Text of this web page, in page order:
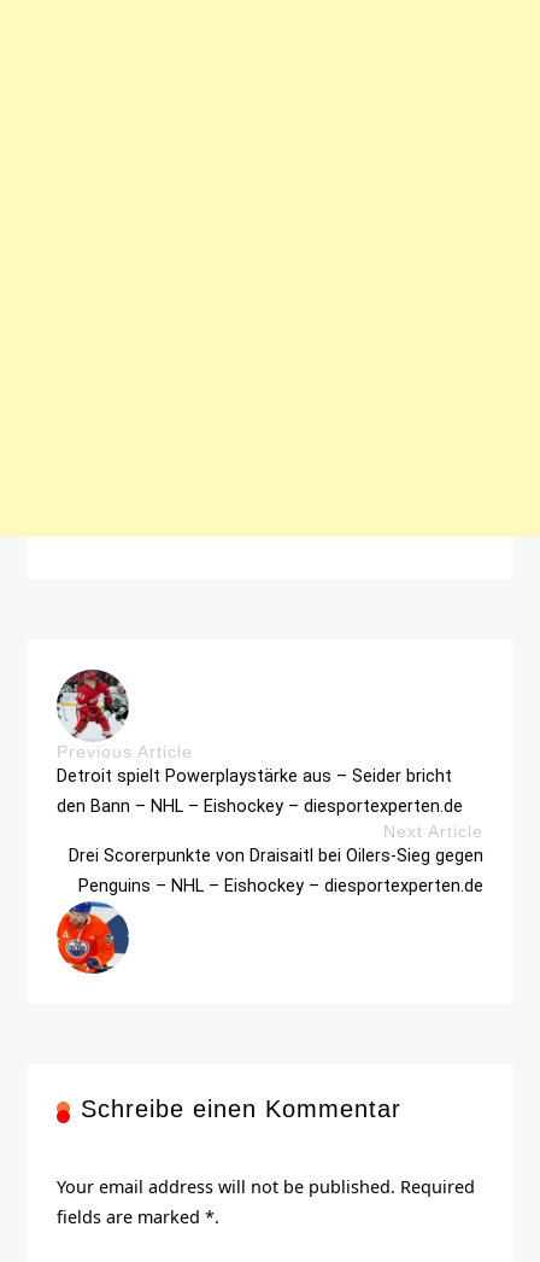
Previous Article
Detroit spielt Powerplaystärke aus – Seider bricht
den Bann – NHL – Eishockey – diesportexperten.de
Next Article
Drei Scorerpunkte von Draisaitl bei Oilers-Sieg gegen
Penguins – NHL – Eishockey – diesportexperten.de
Schreibe einen Kommentar
Your email address will not be published. Required
fields are marked *.